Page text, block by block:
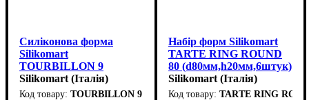
Силіконова форма
Silikomart
TOURBILLON 9
(d45мм,h7мм,9мл)
Silikomart (Італія)
TOURBILLON 9
Набір форм Silikomart
TARTE RING ROUND
80 (d80мм,h20мм,6штук)
Silikomart (Італія)
TARTE RING